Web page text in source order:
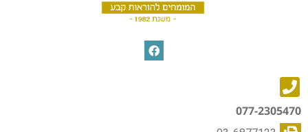
077-2305470